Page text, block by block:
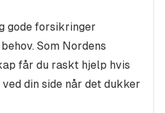
handel her hos
org.nr. 928140903
gode forsikringer
Som Nordens
får du raskt hjelp hvis
din side når det dukker